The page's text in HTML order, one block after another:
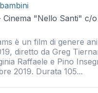
"Nello Santi" c/
è un film di genere
diretto da Greg
Raffaele e Pino
2019. Durata 105...